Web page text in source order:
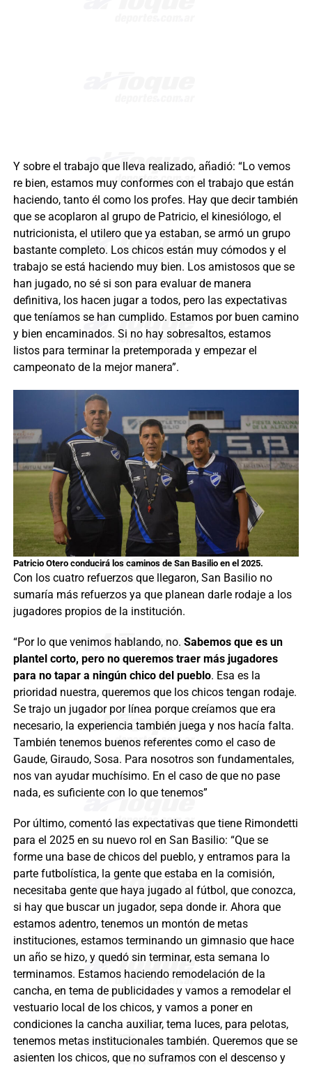
Y sobre el trabajo que lleva realizado, añadió: “Lo vemos
re bien, estamos muy conformes con el trabajo que están
haciendo, tanto él como los profes. Hay que decir también
que se acoplaron al grupo de Patricio, el kinesiólogo, el
nutricionista, el utilero que ya estaban, se armó un grupo
bastante completo. Los chicos están muy cómodos y el
trabajo se está haciendo muy bien. Los amistosos que se
han jugado, no sé si son para evaluar de manera
definitiva, los hacen jugar a todos, pero las expectativas
que teníamos se han cumplido. Estamos por buen camino
y bien encaminados. Si no hay sobresaltos, estamos
listos para terminar la pretemporada y empezar el
campeonato de la mejor manera”.
Patricio Otero conducirá los caminos de San Basilio en el 2025.
Con los cuatro refuerzos que llegaron, San Basilio no
sumaría más refuerzos ya que planean darle rodaje a los
jugadores propios de la institución.
“Por lo que venimos hablando, no. Sabemos que es un
plantel corto, pero no queremos traer más jugadores
para no tapar a ningún chico del pueblo. Esa es la
prioridad nuestra, queremos que los chicos tengan rodaje.
Se trajo un jugador por línea porque creíamos que era
necesario, la experiencia también juega y nos hacía falta.
También tenemos buenos referentes como el caso de
Gaude, Giraudo, Sosa. Para nosotros son fundamentales,
nos van ayudar muchísimo. En el caso de que no pase
nada, es suficiente con lo que tenemos”
Por último, comentó las expectativas que tiene Rimondetti
para el 2025 en su nuevo rol en San Basilio: “Que se
forme una base de chicos del pueblo, y entramos para la
parte futbolística, la gente que estaba en la comisión,
necesitaba gente que haya jugado al fútbol, que conozca,
si hay que buscar un jugador, sepa donde ir. Ahora que
estamos adentro, tenemos un montón de metas
instituciones, estamos terminando un gimnasio que hace
un año se hizo, y quedó sin terminar, esta semana lo
terminamos. Estamos haciendo remodelación de la
cancha, en tema de publicidades y vamos a remodelar el
vestuario local de los chicos, y vamos a poner en
condiciones la cancha auxiliar, tema luces, para pelotas,
tenemos metas institucionales también. Queremos que se
asienten los chicos, que no suframos con el descenso y